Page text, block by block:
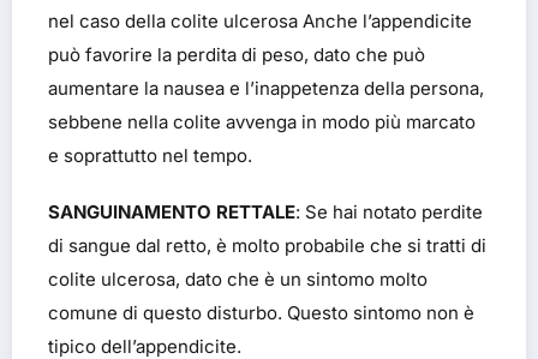
nel caso della colite ulcerosa Anche l’appendicite
può favorire la perdita di peso, dato che può
aumentare la nausea e l’inappetenza della persona,
sebbene nella colite avvenga in modo più marcato
e soprattutto nel tempo.
SANGUINAMENTO RETTALE: Se hai notato perdite
di sangue dal retto, è molto probabile che si tratti di
colite ulcerosa, dato che è un sintomo molto
comune di questo disturbo. Questo sintomo non è
tipico dell’appendicite.